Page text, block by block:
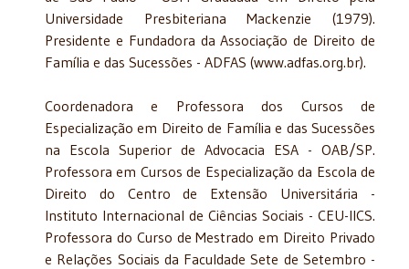
Universidade Presbiteriana Mackenzie (1979).
Presidente e Fundadora da Associação de Direito de
Família e das Sucessões - ADFAS (www.adfas.org.br).
Coordenadora e Professora dos Cursos de
Especialização em Direito de Família e das Sucessões
na Escola Superior de Advocacia ESA - OAB/SP.
Professora em Cursos de Especialização da Escola de
Direito do Centro de Extensão Universitária -
Instituto Internacional de Ciências Sociais - CEU-IICS.
Professora do Curso de Mestrado em Direito Privado
e Relações Sociais da Faculdade Sete de Setembro -